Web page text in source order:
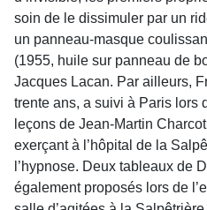
soin de le dissimuler par un
un panneau-masque
(1955, huile sur panneau de
Jacques Lacan. Par ailleurs,
trente ans, a suivi à Paris lors
leçons de Jean-Martin
exerçant à l’hôpital de la
l’hypnose. Deux tableaux de
également proposés lors de